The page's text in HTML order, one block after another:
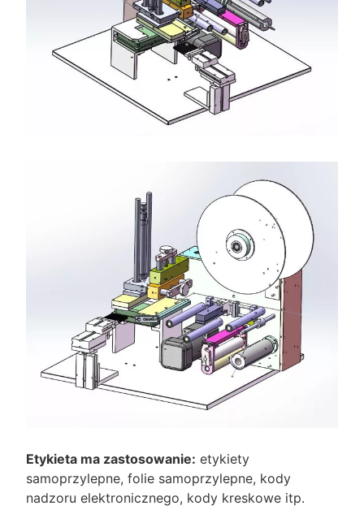
Etykieta ma zastosowanie: etykiety
samoprzylepne, folie samoprzylepne, kody
nadzoru elektronicznego, kody kreskowe itp.